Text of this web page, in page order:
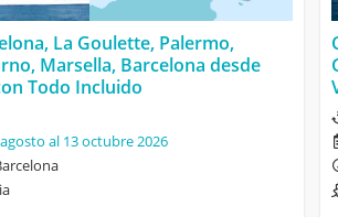
La Goulette, Palermo,
Marsella, Barcelona desde
Todo Incluido
al 13 octubre 2026